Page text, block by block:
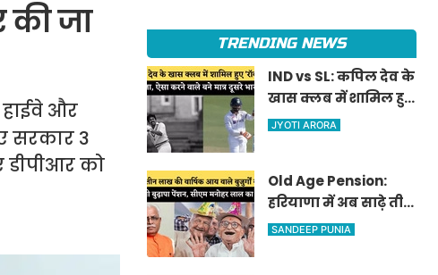
की जा
हाईवे और
सरकार 3
डीपीआर को
TRENDING NEWS
IND vs SL: कपिल देव के
खास क्लब में शामिल हुए
'रॉकस्टार' जडेजा, ऐसा
JYOTI ARORA
Old Age Pension:
हरियाणा में अब साढ़े तीन
लाख की वार्षिक आय
SANDEEP PUNIA